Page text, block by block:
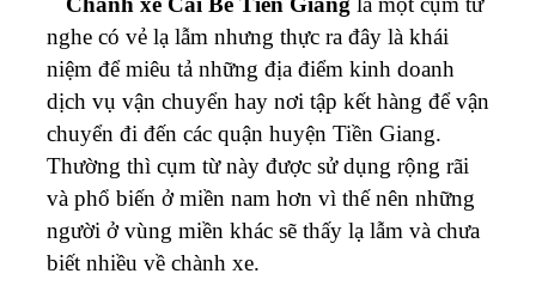
nghe có vẻ lạ lẫm nhưng thực ra đây là khái
niệm để miêu tả những địa điểm kinh doanh
dịch vụ vận chuyển hay nơi tập kết hàng để vận
chuyển đi đến các quận huyện Tiền Giang.
Thường thì cụm từ này được sử dụng rộng rãi
và phổ biến ở miền nam hơn vì thế nên những
người ở vùng miền khác sẽ thấy lạ lẫm và chưa
biết nhiều về chành xe.